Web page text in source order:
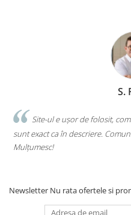
Ficțiune erotică
Ficțiune mitologică și istorică
Romane de dragoste
Romane ilustrate
S.
Site-ul e ușor de folosit,
sunt exact ca în descriere.
Mulțumesc!
Newsletter Nu rata ofertele si